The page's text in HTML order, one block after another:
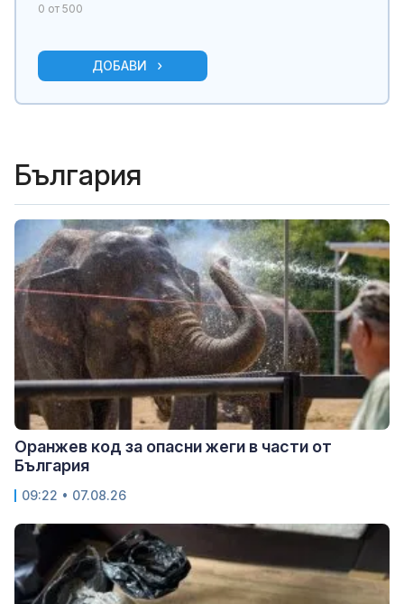
0 от 500
ДОБАВИ
България
Оранжев код за опасни жеги в части от
България
09:22 • 07.08.26